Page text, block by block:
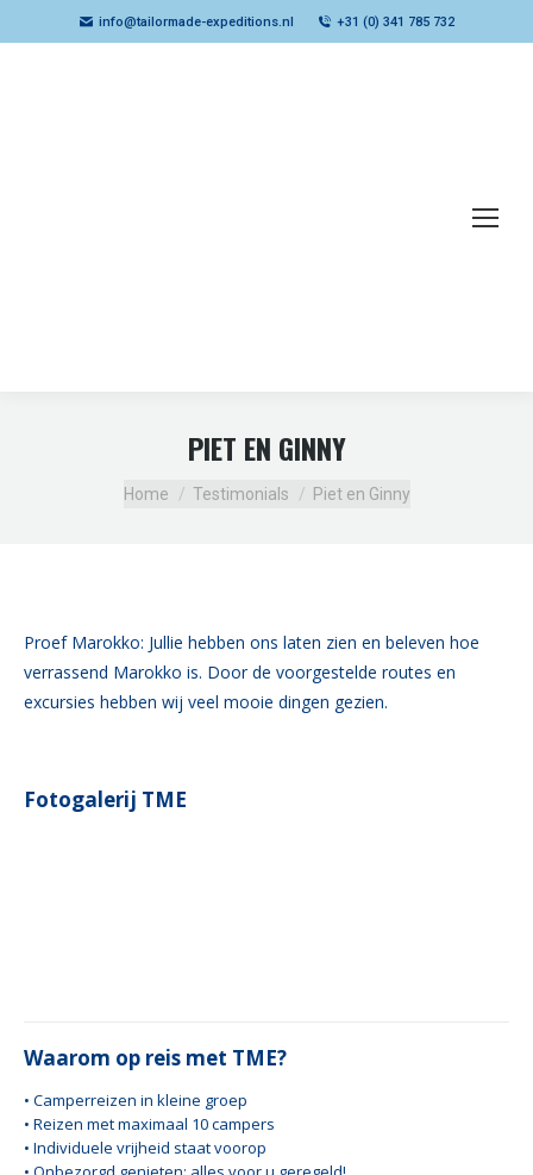
info@tailormade-expeditions.nl +31 (0) 341 785 732
PIET EN GINNY
Je bent hier:
Home Testimonials Piet en Ginny
Proef Marokko: Jullie hebben ons laten zien en beleven hoe
verrassend Marokko is. Door de voorgestelde routes en
excursies hebben wij veel mooie dingen gezien.
Fotogalerij TME
Waarom op reis met TME?
• Camperreizen in kleine groep
• Reizen met maximaal 10 campers
• Individuele vrijheid staat voorop